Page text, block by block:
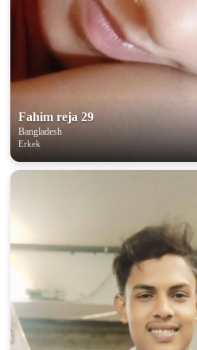
Fahim reja 29
Bangladesh
Erkek